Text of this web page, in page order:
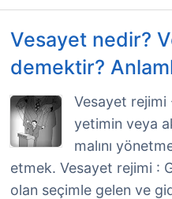
Vesayet nedir?
demektir?
Vesayet
yetimin veya
malını
etmek. Vesayet rejimi :
olan seçimle gelen ve